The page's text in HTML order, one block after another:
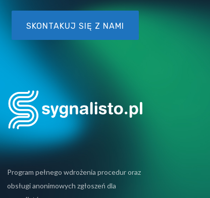
SKONTAKUJ SIĘ Z NAMI
Program pełnego wdrożenia procedur oraz
obsługi anonimowych zgłoszeń dla